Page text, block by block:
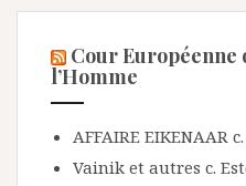
Cour Européenne
l’Homme
AFFAIRE EIKENAAR c.
Vainik et autres c.